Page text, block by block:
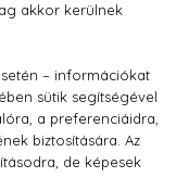
citrommal és
BIO
testradír 250 ml